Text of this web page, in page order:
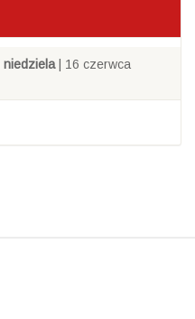
niedziela| 16 czerwca